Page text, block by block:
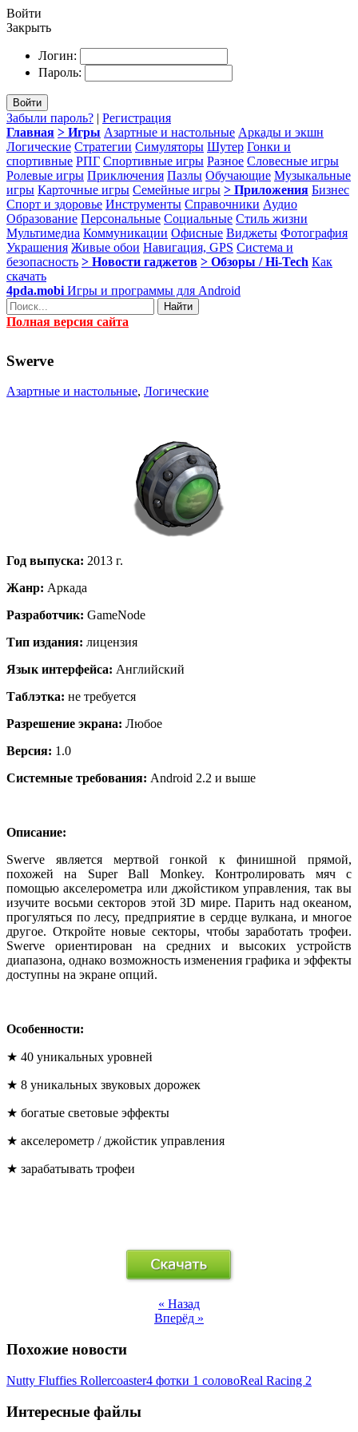
Войти
Закрыть
Логин:
Пароль:
Войти
Забыли пароль? | Регистрация
Главная > Игры Азартные и настольные Аркады и экшн
Логические Стратегии Симуляторы Шутер Гонки и
спортивные РПГ Спортивные игры Разное Словесные игры
Ролевые игры Приключения Пазлы Обучающие Музыкальные
игры Карточные игры Семейные игры > Приложения Бизнес
Спорт и здоровье Инструменты Справочники Аудио
Образование Персональные Социальные Стиль жизни
Мультимедиа Коммуникации Офисные Виджеты Фотография
Украшения Живые обои Навигация, GPS Система и
безопасность > Новости гаджетов > Обзоры / Hi-Tech Как
скачать
4pda.mobi Игры и программы для Android
Найти
Полная версия сайта
Swerve
Азартные и настольные, Логические
Год выпуска: 2013 г.
Жанр: Аркада
Разработчик: GameNode
Тип издания: лицензия
Язык интерфейса: Английский
Таблэтка: не требуется
Разрешение экрана: Любое
Версия: 1.0
Системные требования: Android 2.2 и выше
Описание:
Swerve является мертвой гонкой к финишной прямой,
похожей на Super Ball Monkey. Контролировать мяч с
помощью акселерометра или джойстиком управления, так вы
изучите восьми секторов этой 3D мире. Парить над океаном,
прогуляться по лесу, предприятие в сердце вулкана, и многое
другое. Откройте новые секторы, чтобы заработать трофеи.
Swerve ориентирован на средних и высоких устройств
диапазона, однако возможность изменения графика и эффекты
доступны на экране опций.
Особенности:
★ 40 уникальных уровней
★ 8 уникальных звуковых дорожек
★ богатые световые эффекты
★ акселерометр / джойстик управления
★ зарабатывать трофеи
« Назад
Вперёд »
Похожие новости
Nutty Fluffies Rollercoaster4 фотки 1 соловоReal Racing 2
Интересные файлы